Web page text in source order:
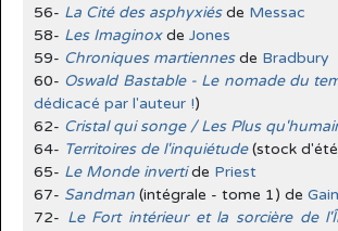
56- La Cité des asphyxiésde Messac
58- Les Imaginoxde Jones
59- Chroniques martiennesde Bradbury
60- Oswald Bastable - Le nomade du
dédicacé par l'auteur !)
62- Cristal qui songe / Les Plus
64- Territoires de l'inquiétude (stock
65- Le Monde inverti de Priest
67- Sandman (intégrale - tome 1) de
72- Le Fort intérieur et la sorcière de